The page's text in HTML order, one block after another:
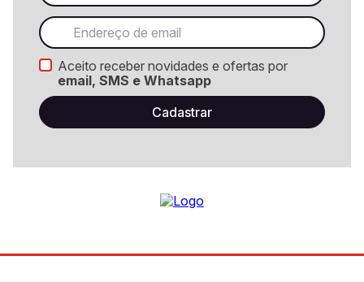
Aceito receber novidades e ofertas por
email, SMS e Whatsapp